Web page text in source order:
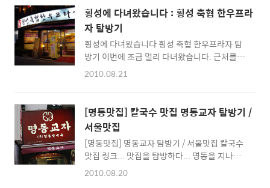
고 아늑한 분위기에 레스토랑이었습니다. 이곳
은 카운터에서 음식을 선불로 주문하면 지정된
테이블로 음식을 가져다주는 방식으로 되어있
더군요 ^^ 먼저 ..
데... 혹 이곳 근처를 지나시는 분들 중 순두부찌
게를 좋아하시는 분들에게는 한번쯤 추천해보
고픈 맛집입니다. ^^ 많이 유명한 곳이라 이미
이곳을 다녀가신분들이 많은 것 같더군요 ^^ 어
느 교과서에 실려있는 '전통적인 방법으로 두부
를 만드는 법'이 바로 이곳에서 취재해간 것이라
자면 이곳은 두부찌개로 유명한 것 같더군요 ^^
순두부백반은 말 그대로 두부의 맛을 볼 수 있지
만... 평소 ..
횡성에 다녀왔습니다 : 횡성 축협 한우프라
자 탐방기
횡성에 다녀왔습니다 횡성 축협 한우프라자 탐
방기 이번에 조금 멀리 다녀왔습니다. 근처를 지
나다 횡성까지 가게 되었는데요 ^^; 여기까지
맛집 포스팅은 안하려고 노력해 왔는데 ^^; 찍
어온 사진을 세상에 내놓지 않고 그냥 버리기도
그렇고 해서 간단하게 정리해봅니다. ^^; 이곳
이 맛있는 곳있지는 잘 모르겠네요 ^^; 주위에
도 한우 고기음식점이 많지만, 이곳이 제일 화려
해보여 한번 먹어볼까 하고 들어오게되었습니
2010.08.21
[명동맛집] 칼국수 맛집 명동교자 탐방기 /
서울맛집
[명동맛집] 명동교자 탐방기 / 서울맛집 칼국수
맛집 링크... 맛집을 탐방하다... 명동을 지나다
보면, 유난히 사람들이 줄을 이어선 맛집을 볼
2010.08.20